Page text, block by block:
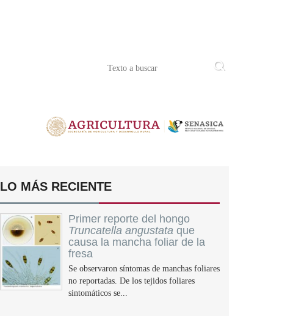
LO MÁS RECIENTE
Primer reporte del hongo
Truncatella angustata que
causa la mancha foliar de la
fresa
Se observaron síntomas de manchas foliares
no reportadas. De los tejidos foliares
sintomáticos se...